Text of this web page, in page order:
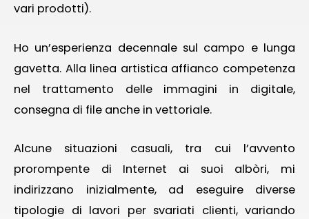
vari prodotti).
Ho un’esperienza decennale sul campo e lunga
gavetta. Alla linea artistica affianco competenza
nel trattamento delle immagini in digitale,
consegna di file anche in vettoriale.
Alcune situazioni casuali, tra cui l’avvento
prorompente di Internet ai suoi albòri, mi
indirizzano inizialmente, ad eseguire diverse
tipologie di lavori per svariati clienti, variando